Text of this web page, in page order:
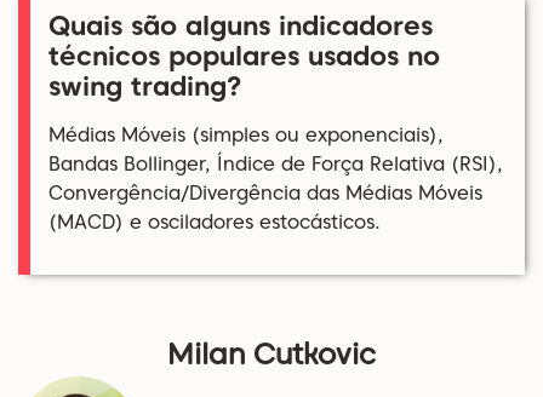
Quais são alguns indicadores
técnicos populares usados no
swing trading?
Médias Móveis (simples ou exponenciais),
Bandas Bollinger, Índice de Força Relativa (RSI),
Convergência/Divergência das Médias Móveis
(MACD) e osciladores estocásticos.
Milan Cutkovic